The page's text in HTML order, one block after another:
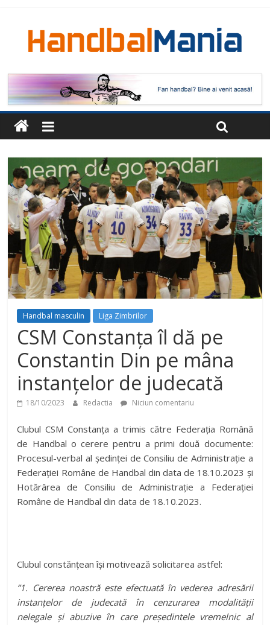
Handbal masculin Liga Zimbrilor
CSM Constanța îl dă pe
Constantin Din pe mâna
instanțelor de judecată
18/10/2023 Redactia Niciun comentariu
Clubul CSM Constanța a trimis către Federația Română
de Handbal o cerere pentru a primi două documente:
Procesul-verbal al ședinței de Consiliu de Administrație a
Federației Române de Handbal din data de 18.10.2023 și
Hotărârea de Consiliu de Administrație a Federației
Române de Handbal din data de 18.10.2023.
Clubul constănțean își motivează solicitarea astfel:
”1. Cererea noastră este efectuată în vederea adresării
instanțelor de judecată în cenzurarea modalității
nelegale și abuzive în care președintele vremelnic al